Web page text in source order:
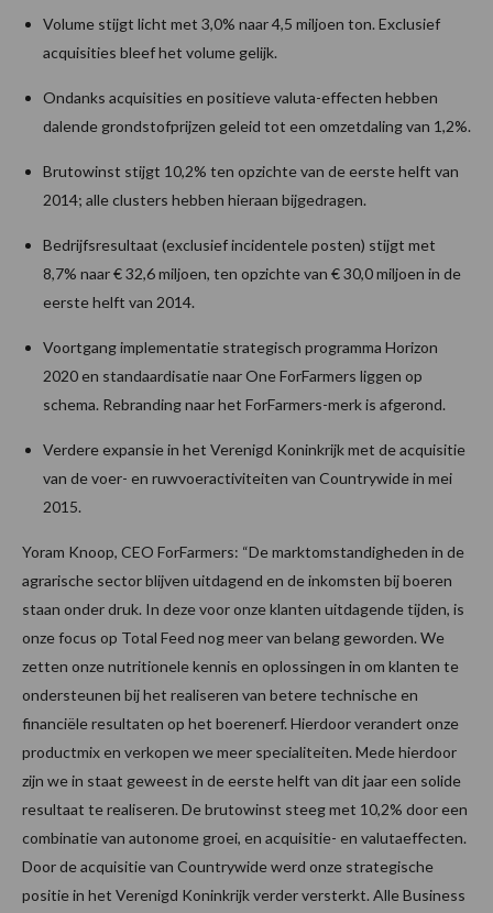
Volume stijgt licht met 3,0% naar 4,5 miljoen ton. Exclusief
acquisities bleef het volume gelijk.
Ondanks acquisities en positieve valuta-effecten hebben
dalende grondstofprijzen geleid tot een omzetdaling van 1,2%.
Brutowinst stijgt 10,2% ten opzichte van de eerste helft van
2014; alle clusters hebben hieraan bijgedragen.
Bedrijfsresultaat (exclusief incidentele posten) stijgt met
8,7% naar € 32,6 miljoen, ten opzichte van € 30,0 miljoen in de
eerste helft van 2014.
Voortgang implementatie strategisch programma Horizon
2020 en standaardisatie naar One ForFarmers liggen op
schema. Rebranding naar het ForFarmers-merk is afgerond.
Verdere expansie in het Verenigd Koninkrijk met de acquisitie
van de voer- en ruwvoeractiviteiten van Countrywide in mei
2015.
Yoram Knoop, CEO ForFarmers: “De marktomstandigheden in de
agrarische sector blijven uitdagend en de inkomsten bij boeren
staan onder druk. In deze voor onze klanten uitdagende tijden, is
onze focus op Total Feed nog meer van belang geworden. We
zetten onze nutritionele kennis en oplossingen in om klanten te
ondersteunen bij het realiseren van betere technische en
financiële resultaten op het boerenerf. Hierdoor verandert onze
productmix en verkopen we meer specialiteiten. Mede hierdoor
zijn we in staat geweest in de eerste helft van dit jaar een solide
resultaat te realiseren. De brutowinst steeg met 10,2% door een
combinatie van autonome groei, en acquisitie- en valutaeffecten.
Door de acquisitie van Countrywide werd onze strategische
positie in het Verenigd Koninkrijk verder versterkt. Alle Business